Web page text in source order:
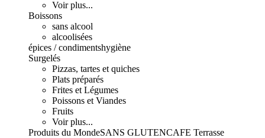
Voir plus...
Boissons
sans alcool
alcoolisées
épices / condimentshygiène
Surgelés
Pizzas, tartes et quiches
Plats préparés
Frites et Légumes
Poissons et Viandes
Fruits
Voir plus...
Produits du MondeSANS GLUTENCAFE Terrasse